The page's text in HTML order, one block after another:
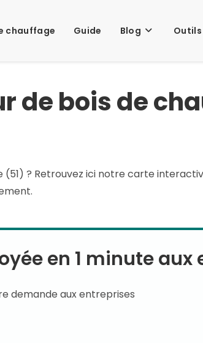
chauffage Guide Blog Outils
de bois de
(51) ? Retrouvez ici notre carte
en 1 minute
demande aux entreprises